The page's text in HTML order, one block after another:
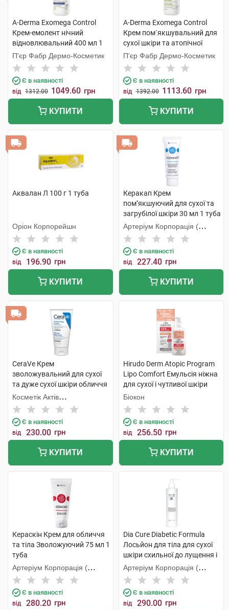
A-Derma Exomega Control
Крем-емолент нічний
відновлювальний 400 мл 1
флакон
П'єр Фабр Дермо-Косметик
Є в наявності
від 1312.00 1049.60 грн
КУПИТИ
A-Derma Exomega Control
Крем пом`якшувальний для
сухої шкіри та атопічної
шкіри 400 мл 1 флакон
П'єр Фабр Дермо-Косметик
Є в наявності
від 1392.00 1113.60 грн
КУПИТИ
Аквалан Л 100 г 1 туба
Оріон Корпорейшн
Є в наявності
від 196.90 грн
КУПИТИ
Керакап Крем
пом’якшуючий для сухої та
загрубілої шкіри 30 мл 1 туба
Артеріум Корпорація (
КМП+Галичфарм)
Є в наявності
від 227.40 грн
КУПИТИ
CeraVe Крем
зволожувальний для сухої
та дуже сухої шкіри обличчя
та тіла 50 мл 1 туба
Косметік Актів
Інтернаціональ
Є в наявності
від 230.00 грн
КУПИТИ
Hirudo Derm Atopic Program
Lipo Comfort Емульсія ніжна
для сухої і чутливої шкіри
400 мл 1 флакон
Біокон
Є в наявності
від 256.50 грн
КУПИТИ
Кераскін Крем для обличчя
та тіла Зволожуючий 75 мл 1
туба
Артеріум Корпорація (
КМП+Галичфарм)
Є в наявності
від 280.20 грн
Dia Cure Diabetic Formula
Лосьйон для тіла для сухої
шкіри схильної до лущення і
свербежу 250 мл 1 флакон
Артеріум Корпорація (
КМП+Галичфарм)
Є в наявності
від 290.00 грн